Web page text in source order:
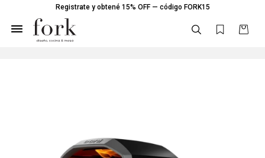
Registrate y obtené 15% OFF — código FORK15
